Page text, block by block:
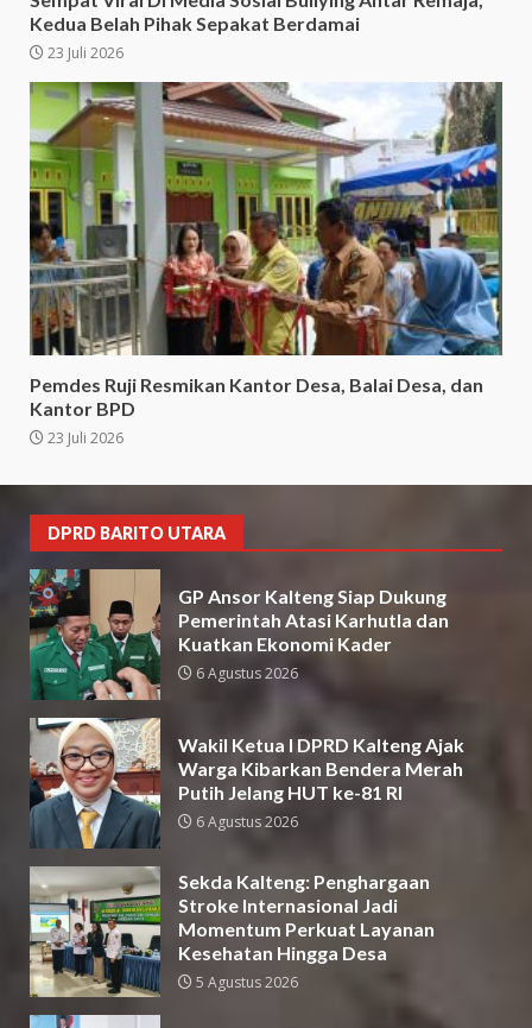
Kedua Belah Pihak Sepakat Berdamai
23 Juli 2026
Pemdes Ruji Resmikan Kantor Desa, Balai Desa, dan
Kantor BPD
23 Juli 2026
DPRD BARITO UTARA
GP Ansor Kalteng Siap Dukung
Pemerintah Atasi Karhutla dan
Kuatkan Ekonomi Kader
6 Agustus 2026
Wakil Ketua I DPRD Kalteng Ajak
Warga Kibarkan Bendera Merah
Putih Jelang HUT ke-81 RI
6 Agustus 2026
Sekda Kalteng: Penghargaan
Stroke Internasional Jadi
Momentum Perkuat Layanan
Kesehatan Hingga Desa
5 Agustus 2026